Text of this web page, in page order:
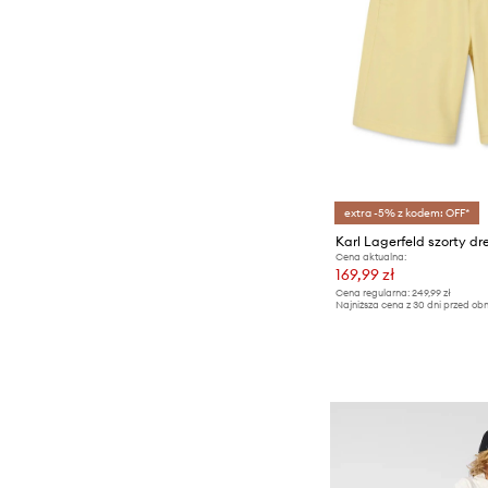
extra -5% z kodem: OFF*
Cena aktualna:
169,99 zł
Cena regularna: 249,99 zł
Najniższa cena z 30 dni przed